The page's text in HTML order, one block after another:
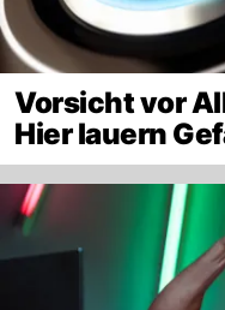
Vorsicht vor
Hier lauern